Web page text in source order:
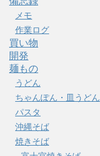
メモ
作業ログ
買い物
開発
麺もの
うどん
ちゃんぽん・皿うどん
パスタ
沖縄そば
焼きそば